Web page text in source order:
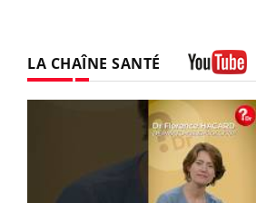
LA CHAÎNE SANTÉ